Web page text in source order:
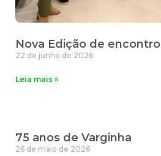
Nova Edição de encontro
22 de junho de 2026
Leia mais »
75 anos de Varginha
26 de maio de 2026